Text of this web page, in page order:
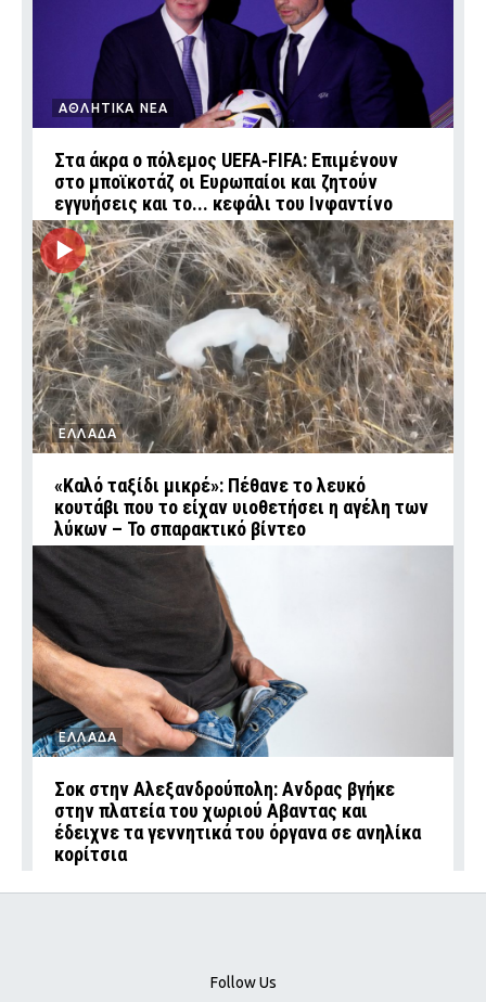
ΑΘΛΗΤΙΚΑ ΝΕΑ
Στα άκρα ο πόλεμος UEFA‑FIFA: Επιμένουν
στο μποϊκοτάζ οι Ευρωπαίοι και ζητούν
εγγυήσεις και το... κεφάλι του Ινφαντίνο
ΕΛΛΑΔΑ
«Καλό ταξίδι μικρέ»: Πέθανε το λευκό
κουτάβι που το είχαν υιοθετήσει η αγέλη των
λύκων – Το σπαρακτικό βίντεο
ΕΛΛΑΔΑ
Σοκ στην Αλεξανδρούπολη: Ανδρας βγήκε
στην πλατεία του χωριού Αβαντας και
έδειχνε τα γεννητικά του όργανα σε ανηλίκα
κορίτσια
Follow Us